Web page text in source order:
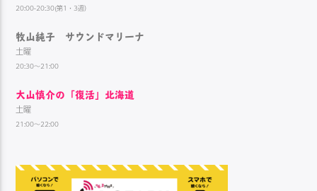
20:00-20:30(第1・3週）
牧山純子 サウンドマリーナ
土曜
20:30～21:00
大山慎介の「復活」北海道
土曜
21:00～22:00